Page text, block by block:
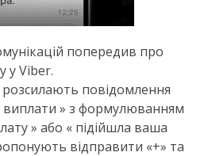
попередив про
у Viber.
повідомлення
виплати » з формулюванням
» або « підійшла ваша
відправити «+» та